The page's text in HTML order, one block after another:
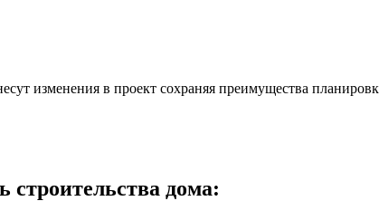
изменения в проект сохраняя преимущества
строительства дома: